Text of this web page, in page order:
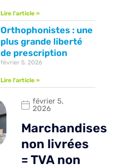
Lire l'article »
Orthophonistes : une
plus grande liberté
de prescription
février 5, 2026
Lire l'article »
février 5,
2026
Marchandises
non livrées
= TVA non